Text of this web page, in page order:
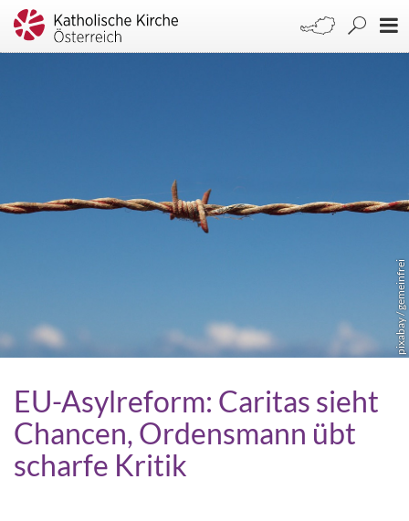
pixabay / gemeinfrei
EU-Asylreform: Caritas sieht
Chancen, Ordensmann übt
scharfe Kritik